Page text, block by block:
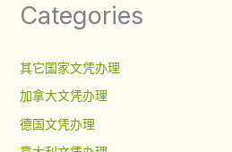
Categories
其它国家文凭办理
加拿大文凭办理
德国文凭办理